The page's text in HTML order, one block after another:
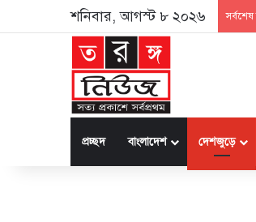
শনিবার, আগস্ট ৮ ২০২৬
প্রচ্ছদ বাংলাদেশ দেশজুড়ে